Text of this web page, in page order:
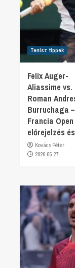
Tenisz tippek
Felix Auger-
Aliassime vs.
Roman
Burruchaga –
Francia Open
előrejelzés
Kovács Péter
2026.05.27.